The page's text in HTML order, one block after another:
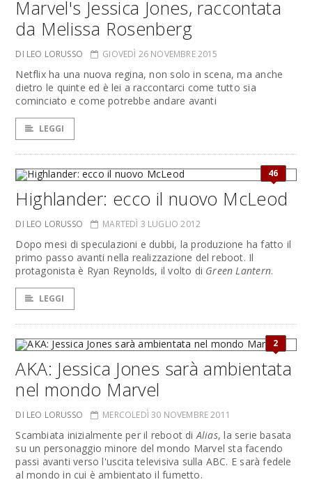
Marvel's Jessica Jones, raccontata
da Melissa Rosenberg
DI LEO LORUSSO GIOVEDÌ 26 NOVEMBRE 2015
Netflix ha una nuova regina, non solo in scena, ma anche
dietro le quinte ed è lei a raccontarci come tutto sia
cominciato e come potrebbe andare avanti
LEGGI
46
Highlander: ecco il nuovo McLeod
DI LEO LORUSSO MARTEDÌ 3 LUGLIO 2012
Dopo mesi di speculazioni e dubbi, la produzione ha fatto il
primo passo avanti nella realizzazione del reboot. Il
protagonista è Ryan Reynolds, il volto di Green Lantern.
LEGGI
2
AKA: Jessica Jones sarà ambientata
nel mondo Marvel
DI LEO LORUSSO MERCOLEDÌ 30 NOVEMBRE 2011
Scambiata inizialmente per il reboot diAlias, la serie basata
su un personaggio minore del mondo Marvel sta facendo
passi avanti verso l'uscita televisiva sulla ABC. E sarà fedele
al mondo in cui è ambientato il fumetto.